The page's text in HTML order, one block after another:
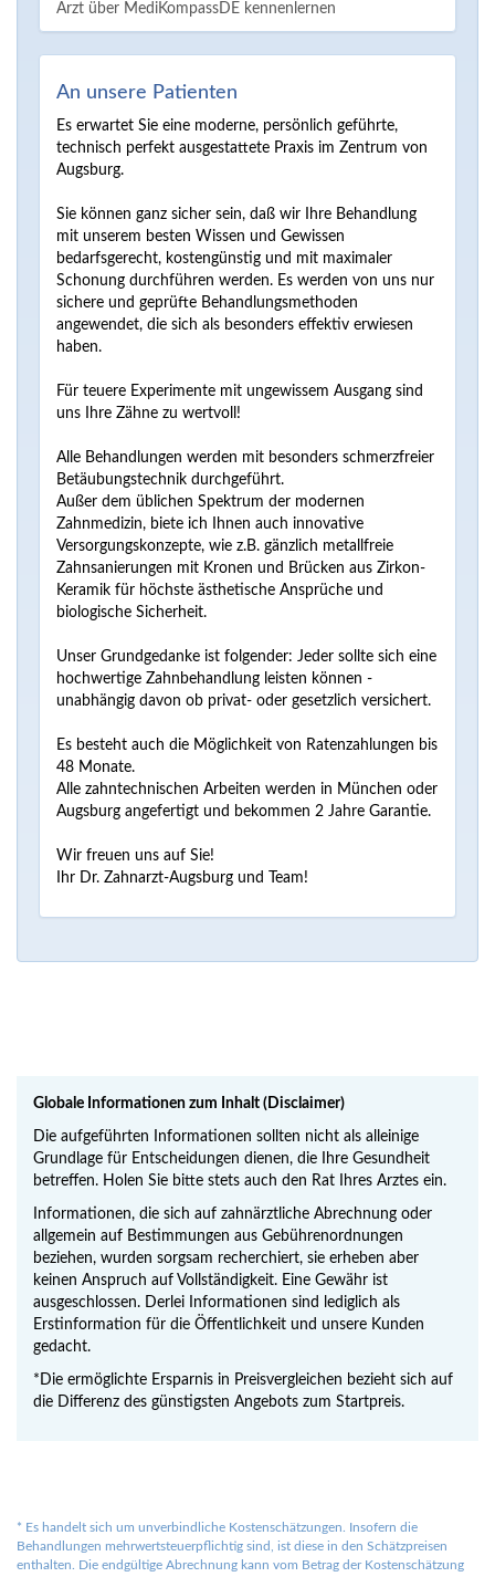
Arzt über MediKompassDE kennenlernen
An unsere Patienten
Es erwartet Sie eine moderne, persönlich geführte,
technisch perfekt ausgestattete Praxis im Zentrum von
Augsburg.
Sie können ganz sicher sein, daß wir Ihre Behandlung
mit unserem besten Wissen und Gewissen
bedarfsgerecht, kostengünstig und mit maximaler
Schonung durchführen werden. Es werden von uns nur
sichere und geprüfte Behandlungsmethoden
angewendet, die sich als besonders effektiv erwiesen
haben.
Für teuere Experimente mit ungewissem Ausgang sind
uns Ihre Zähne zu wertvoll!
Alle Behandlungen werden mit besonders schmerzfreier
Betäubungstechnik durchgeführt.
Außer dem üblichen Spektrum der modernen
Zahnmedizin, biete ich Ihnen auch innovative
Versorgungskonzepte, wie z.B. gänzlich metallfreie
Zahnsanierungen mit Kronen und Brücken aus Zirkon-
Keramik für höchste ästhetische Ansprüche und
biologische Sicherheit.
Unser Grundgedanke ist folgender: Jeder sollte sich eine
hochwertige Zahnbehandlung leisten können -
unabhängig davon ob privat- oder gesetzlich versichert.
Es besteht auch die Möglichkeit von Ratenzahlungen bis
48 Monate.
Alle zahntechnischen Arbeiten werden in München oder
Augsburg angefertigt und bekommen 2 Jahre Garantie.
Wir freuen uns auf Sie!
Ihr Dr. Zahnarzt-Augsburg und Team!
Globale Informationen zum Inhalt (Disclaimer)
Die aufgeführten Informationen sollten nicht als alleinige
Grundlage für Entscheidungen dienen, die Ihre Gesundheit
betreffen. Holen Sie bitte stets auch den Rat Ihres Arztes ein.
Informationen, die sich auf zahnärztliche Abrechnung oder
allgemein auf Bestimmungen aus Gebührenordnungen
beziehen, wurden sorgsam recherchiert, sie erheben aber
keinen Anspruch auf Vollständigkeit. Eine Gewähr ist
ausgeschlossen. Derlei Informationen sind lediglich als
Erstinformation für die Öffentlichkeit und unsere Kunden
gedacht.
*Die ermöglichte Ersparnis in Preisvergleichen bezieht sich auf
die Differenz des günstigsten Angebots zum Startpreis.
* Es handelt sich um unverbindliche Kostenschätzungen. Insofern die
Behandlungen mehrwertsteuerpflichtig sind, ist diese in den Schätzpreisen
enthalten. Die endgültige Abrechnung kann vom Betrag der Kostenschätzung